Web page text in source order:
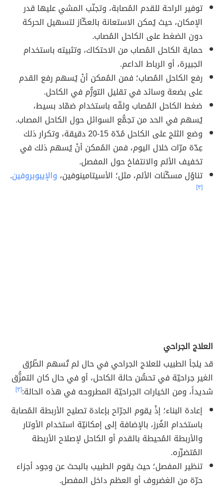
توفير الراحة للقدم المُصابة، وتجنّب المشي عليها قدر
الإمكان، حيث يُمكن الاستعانة بالعكّاز لتسهيل الحركة
دون الضغط على الكاحل المُصاب.
حماية الكاحل المُصاب من الاحتكاك، وتثبيته باستخدام
الجبيرة، أو الرباط الداعم.
رفع الكاحل المُصاب؛ فمن المُمكن أنْ يُسهم رفع القدم
على بضعة وسائد في تقليل التورُّم في الكاحل.
ضغط الكاحل المُصاب ولفّه باستخدام ضمّاد بسيط،
يُسهم في الحد من تجمُّع السوائل حول الكاحل المصاب.
وضع الثلج على الكاحل مُدّة 15-20 دقيقة، وتكرار ذلك
عِدّة مرّات خلال اليوم، فمن المُمكن أنْ يُسهم ذلك في
تخفيف الألم والانتفاخ حول المفصل.
تناوُل مسكّنات الألم، مثل؛ الأسيتامينوفين، والإيبوبروفين.
[٣]
العلاج الجراحي
قد يلجأ الطبيب للعلاج الجراحي في حال لم تُسهم الطّرُق
الغير جراحيّة في تحسُّن حالة الكاحل، أو في حال كان التمزُّق
شديداً، ومن الخيارات الجراحيّة المطروحه في هذه الحالة:[٣]
إعادة البناء؛ إذْ يقوم الجرّاح بإعادة تصليح الأربطة المُصابة
باستخدام الغُرز، بالإضافة إلى إمكانيّة استخدام الأوتار
والأربطة المُحيطة بالقدم أو الكاحل لإصلاح الأربطة
المُتضرِّره.
تنظير المفصل؛ حيث يقوم الطبيب بالبحث عن وجود أجزاء
حرّة من الغضروف أو العظم داخل المفصل.